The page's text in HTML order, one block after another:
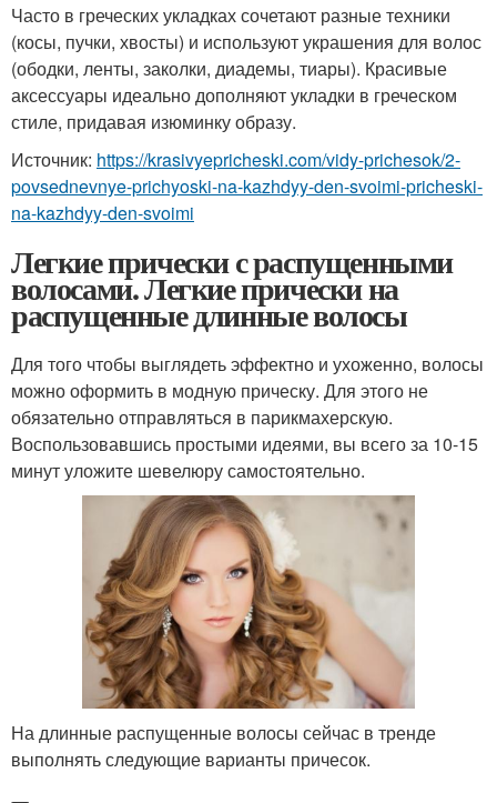
Часто в греческих укладках сочетают разные техники
(косы, пучки, хвосты) и используют украшения для волос
(ободки, ленты, заколки, диадемы, тиары). Красивые
аксессуары идеально дополняют укладки в греческом
стиле, придавая изюминку образу.
Источник: https://krasivyepricheski.com/vidy-prichesok/2-
povsednevnye-prichyoski-na-kazhdyy-den-svoimi-pricheski-
na-kazhdyy-den-svoimi
Легкие прически с распущенными
волосами. Легкие прически на
распущенные длинные волосы
Для того чтобы выглядеть эффектно и ухоженно, волосы
можно оформить в модную прическу. Для этого не
обязательно отправляться в парикмахерскую.
Воспользовавшись простыми идеями, вы всего за 10-15
минут уложите шевелюру самостоятельно.
На длинные распущенные волосы сейчас в тренде
выполнять следующие варианты причесок.